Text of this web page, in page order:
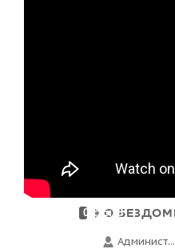
00:25:38
Админист...